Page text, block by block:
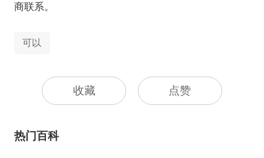
商联系。
可以
收藏 点赞
热门百科